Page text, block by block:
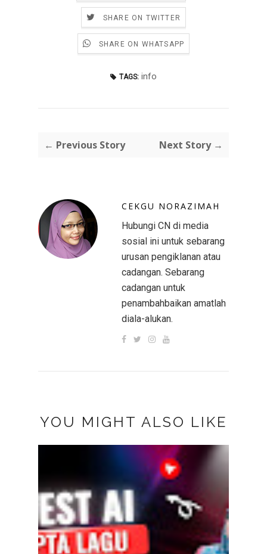
SHARE ON TWITTER
SHARE ON WHATSAPP
TAGS: info
← Previous Story Next Story →
CEKGU NORAZIMAH
Hubungi CN di media
sosial ini untuk sebarang
urusan pengiklanan atau
cadangan. Sebarang
cadangan untuk
penambahbaikan amatlah
diala-alukan.
YOU MIGHT ALSO LIKE